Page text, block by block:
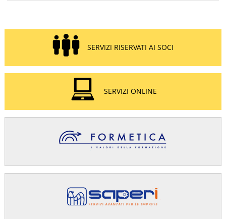
SERVIZI RISERVATI AI SOCI
SERVIZI ONLINE